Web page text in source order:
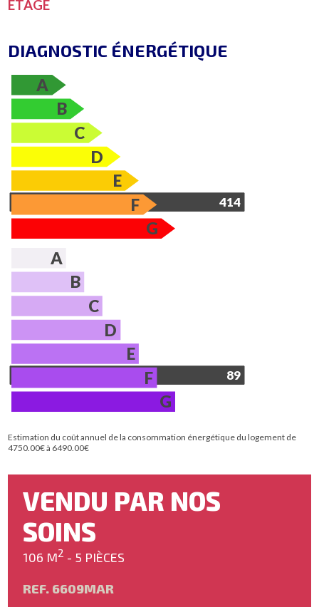
ETAGE
DIAGNOSTIC ÉNERGÉTIQUE
A
B
C
D
E
414
F
G
A
B
C
D
E
89
F
G
Estimation du coût annuel de la consommation énergétique du logement de
4750.00€ à 6490.00€
VENDU PAR NOS
SOINS
106 M2 - 5 PIÈCES
REF. 6609MAR